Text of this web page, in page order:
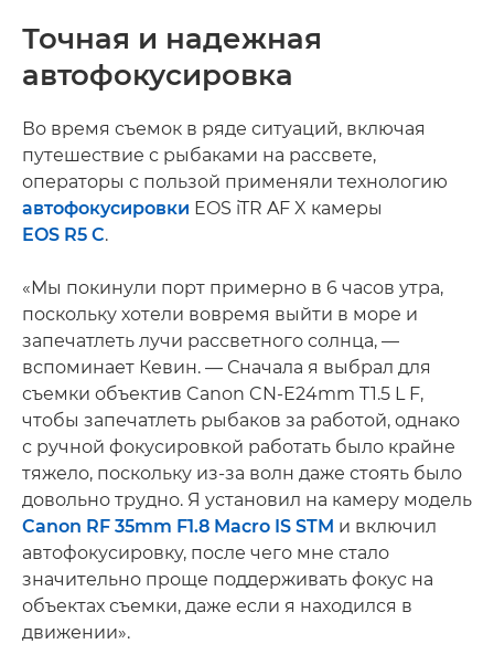
Точная и надежная
автофокусировка
Во время съемок в ряде ситуаций, включая
путешествие с рыбаками на рассвете,
операторы с пользой применяли технологию
автофокусировки EOS iTR AF X камеры
EOS R5 C.
«Мы покинули порт примерно в 6 часов утра,
поскольку хотели вовремя выйти в море и
запечатлеть лучи рассветного солнца, —
вспоминает Кевин. — Сначала я выбрал для
съемки объектив Canon CN-E24mm T1.5 L F,
чтобы запечатлеть рыбаков за работой, однако
с ручной фокусировкой работать было крайне
тяжело, поскольку из-за волн даже стоять было
довольно трудно. Я установил на камеру модель
Canon RF 35mm F1.8 Macro IS STM и включил
автофокусировку, после чего мне стало
значительно проще поддерживать фокус на
объектах съемки, даже если я находился в
движении».